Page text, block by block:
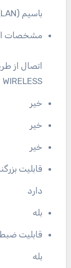
باسیم (LAN)
مشخصات
WIRELESS
خیر
خیر
خیر
قابلیت
دارد
بله
قابلیت
بله